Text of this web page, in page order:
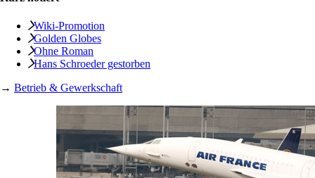
Wiki-Promotion
Golden Globes
Ohne Roman
Hans Schroeder gestorben
→ Betrieb & Gewerkschaft